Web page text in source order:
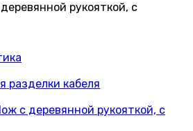
рукояткой, с
разделки кабеля
с деревянной рукояткой, с